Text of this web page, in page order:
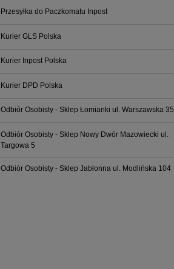
Przesyłka do Paczkomatu Inpost
Kurier GLS Polska
Kurier Inpost Polska
Kurier DPD Polska
Odbiór Osobisty - Sklep Łomianki ul. Warszawska 35
Odbiór Osobisty - Sklep Nowy Dwór Mazowiecki ul.
Targowa 5
Odbiór Osobisty - Sklep Jabłonna ul. Modlińska 104